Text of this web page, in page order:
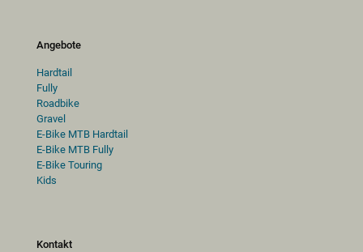
Angebote
Hardtail
Fully
Roadbike
Gravel
E-Bike MTB Hardtail
E-Bike MTB Fully
E-Bike Touring
Kids
Kontakt